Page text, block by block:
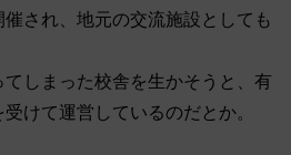
され、地元の交流施設としても
しまった校舎を生かそうと、有
けて運営しているのだとか。